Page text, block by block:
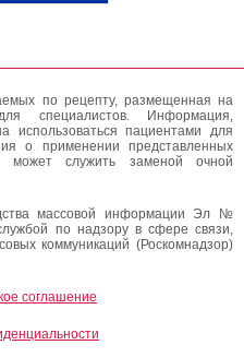
по рецепту, размещенная на
специалистов. Информация,
пациентами для
о применении представленных
может служить заменой очной
массовой информации Эл №
по надзору в сфере связи,
коммуникаций (Роскомнадзор)
соглашение